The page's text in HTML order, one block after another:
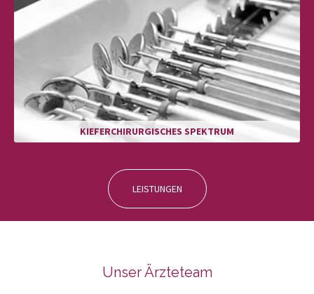
KIEFERCHIRURGISCHES SPEKTRUM
LEISTUNGEN
Unser Ärzteteam